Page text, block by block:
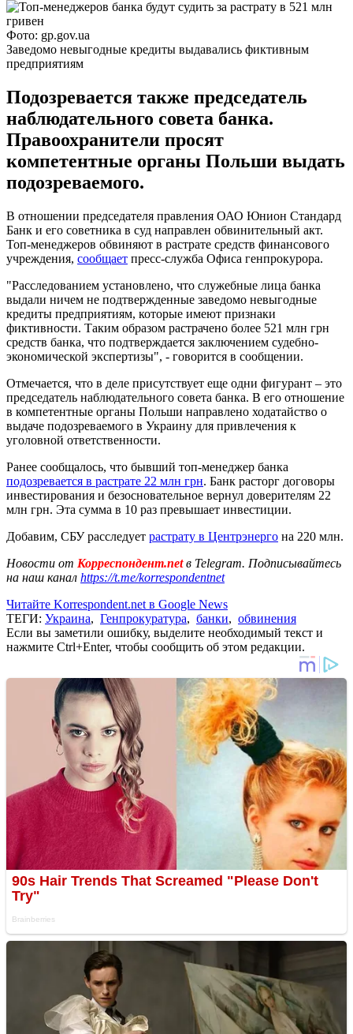
Фото: gp.gov.ua
Заведомо невыгодные кредиты выдавались фиктивным
предприятиям
Подозревается также председатель
наблюдательного совета банка.
Правоохранители просят
компетентные органы Польши выдать
подозреваемого.
В отношении председателя правления ОАО Юнион Стандард
Банк и его советника в суд направлен обвинительный акт.
Топ-менеджеров обвиняют в растрате средств финансового
учреждения, сообщает пресс-служба Офиса генпрокурора.
"Расследованием установлено, что служебные лица банка
выдали ничем не подтвержденные заведомо невыгодные
кредиты предприятиям, которые имеют признаки
фиктивности. Таким образом растрачено более 521 млн грн
средств банка, что подтверждается заключением судебно-
экономической экспертизы", - говорится в сообщении.
Отмечается, что в деле присутствует еще одни фигурант – это
председатель наблюдательного совета банка. В его отношение
в компетентные органы Польши направлено ходатайство о
выдаче подозреваемого в Украину для привлечения к
уголовной ответственности.
Ранее сообщалось, что бывший топ-менеджер банка
подозревается в растрате 22 млн грн. Банк расторг договоры
инвестирования и безосновательное вернул доверителям 22
млн грн. Эта сумма в 10 раз превышает инвестиции.
Добавим, СБУ расследует растрату в Центрэнерго на 220 млн.
Новости от Корреспондент.netв Telegram. Подписывайтесь
на наш канал https://t.me/korrespondentnet
Читайте Korrespondent.net в Google News
ТЕГИ: Украина, Генпрокуратура, банки, обвинения
Если вы заметили ошибку, выделите необходимый текст и
нажмите Ctrl+Enter, чтобы сообщить об этом редакции.